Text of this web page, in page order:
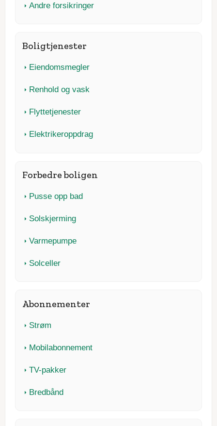
Andre forsikringer
Boligtjenester
Eiendomsmegler
Renhold og vask
Flyttetjenester
Elektrikeroppdrag
Forbedre boligen
Pusse opp bad
Solskjerming
Varmepumpe
Solceller
Abonnementer
Strøm
Mobilabonnement
TV-pakker
Bredbånd